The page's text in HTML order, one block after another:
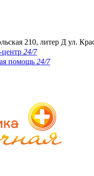
210, литер Д ул.
24/7
помощь 24/7